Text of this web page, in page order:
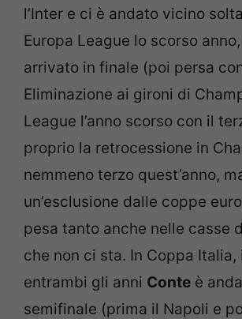
l’Inter e ci è andato vicino
Europa League lo scorso
arrivato in finale (poi persa
Eliminazione ai gironi di
League l’anno scorso con il
proprio la retrocessione in
nemmeno terzo quest’anno,
un’esclusione dalle coppe
pesa tanto anche nelle casse
che non ci sta. In Coppa Italia,
entrambi gli anni Conte è
semifinale (prima il Napoli e